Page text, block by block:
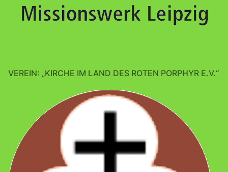
VEREIN: „KIRCHE IM LAND DES ROTEN PORPHYR E.V.“